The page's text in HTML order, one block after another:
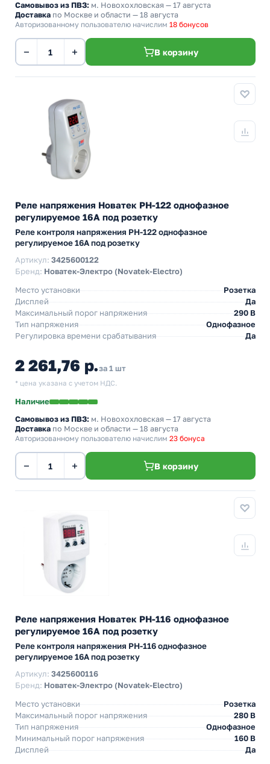
Самовывоз из ПВЗ: м. Новохохловская — 17 августа
Доставка по Москве и области — 18 августа
Авторизованному пользователю начислим 18 бонусов
− + В корзину
Реле напряжения Новатек РН-122 однофазное
регулируемое 16А под розетку
Реле контроля напряжения PH-122 однофазное
регулируемое 16А под розетку
Артикул: 3425600122
Бренд: Новатек-Электро (Novatek-Electro)
Место установки
Розетка
Дисплей
Да
Максимальный порог напряжения
290 В
Тип напряжения
Однофазное
Регулировка времени срабатывания
Да
2 261,76 р.за 1 шт
* цена указана с учетом НДС.
Наличие
Самовывоз из ПВЗ: м. Новохохловская — 17 августа
Доставка по Москве и области — 18 августа
Авторизованному пользователю начислим 23 бонуса
− + В корзину
Реле напряжения Новатек РН-116 однофазное
регулируемое 16А под розетку
Реле контроля напряжения РН-116 однофазное
регулируемое 16А под розетку
Артикул: 3425600116
Бренд: Новатек-Электро (Novatek-Electro)
Место установки
Розетка
Максимальный порог напряжения
280 В
Тип напряжения
Однофазное
Минимальный порог напряжения
160 В
Дисплей
Да